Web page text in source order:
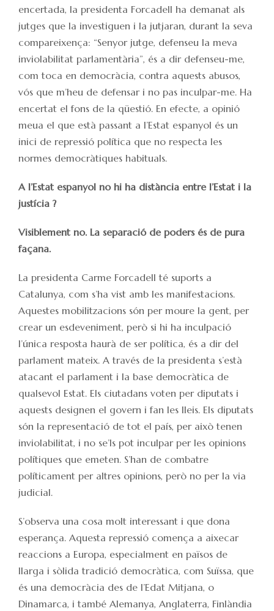
encertada, la presidenta Forcadell ha demanat als
jutges que la investiguen i la jutjaran, durant la seva
compareixença: “Senyor jutge, defenseu la meva
inviolabilitat parlamentària”, és a dir defenseu-me,
com toca en democràcia, contra aquests abusos,
vós que m’heu de defensar i no pas inculpar-me. Ha
encertat el fons de la qüestió. En efecte, a opinió
meua el que està passant a l’Estat espanyol és un
inici de repressió política que no respecta les
normes democràtiques habituals.
A l’Estat espanyol no hi ha distància entre l’Estat i la
justícia ?
Visiblement no. La separació de poders és de pura
façana.
La presidenta Carme Forcadell té suports a
Catalunya, com s’ha vist amb les manifestacions.
Aquestes mobilitzacions són per moure la gent, per
crear un esdeveniment, però si hi ha inculpació
l’única resposta haurà de ser política, és a dir del
parlament mateix. A través de la presidenta s’està
atacant el parlament i la base democràtica de
qualsevol Estat. Els ciutadans voten per diputats i
aquests designen el govern i fan les lleis. Els diputats
són la representació de tot el país, per això tenen
inviolabilitat, i no se’ls pot inculpar per les opinions
polítiques que emeten. S’han de combatre
políticament per altres opinions, però no per la via
judicial.
S’observa una cosa molt interessant i que dona
esperança. Aquesta repressió comença a aixecar
reaccions a Europa, especialment en països de
llarga i sòlida tradició democràtica, com Suïssa, que
és una democràcia des de l’Edat Mitjana, o
Dinamarca, i també Alemanya, Anglaterra, Finlàndia